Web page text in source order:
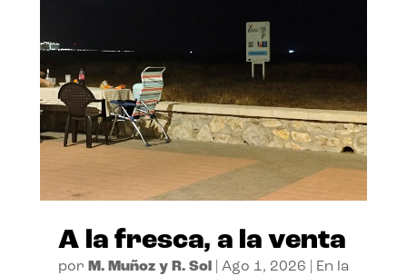
A la fresca, a la venta
por M. Muñoz y R. Sol| Ago 1, 2026
En la